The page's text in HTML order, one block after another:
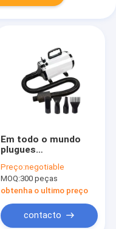
Em todo o mundo
plugues
voltagem Pet blow
dryer com alta
velocidade do vento
Preço:negotiable
MOQ:300 peças
obtenha o ultimo preço
contacto